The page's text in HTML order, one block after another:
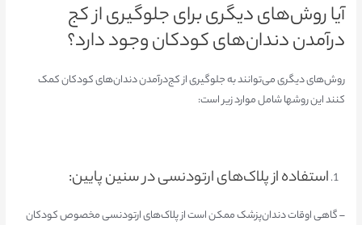
آیا روش‌های دیگری برای جلوگیری از کج‌
درآمدن دندان‌های کودکان وجود دارد؟
روش‌های دیگری می‌توانند به جلوگیری از کج‌درآمدن دندان‌های کودکان کمک
کنند این روشها شامل ‌موارد زیر است:
استفاده از پلاک‌های ارتودنسی در سنین پایین:
– گاهی اوقات دندان‌پزشک ممکن است از پلاک‌های ارتودنسی مخصوص کودکان